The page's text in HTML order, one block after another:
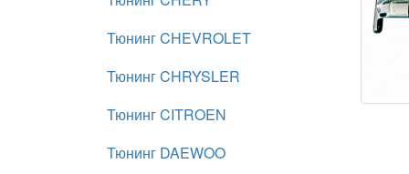
Тюнинг CHEVROLET
Тюнинг CHRYSLER
Тюнинг CITROEN
Тюнинг DAEWOO